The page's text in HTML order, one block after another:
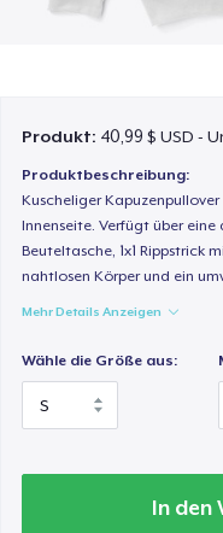
Produkt: 40,99 $ USD -
Produktbeschreibung:
Kuscheliger
Innenseite. Verfügt über
Beuteltasche, 1x1 Rippstrick
nahtlosen Körper und ein
Mehr Details Anzeigen
Wähle die Größe aus:
In den